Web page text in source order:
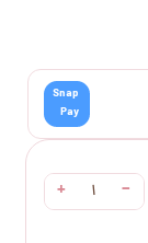
−
+
Snap
Pay